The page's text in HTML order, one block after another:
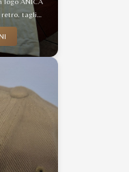
logo ANICA
retro. tagli…